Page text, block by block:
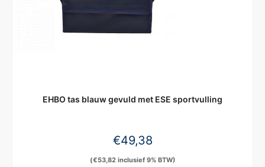
EHBO tas blauw gevuld met ESE sportvulling
€49,38
(€53,82inclusief 9% BTW)